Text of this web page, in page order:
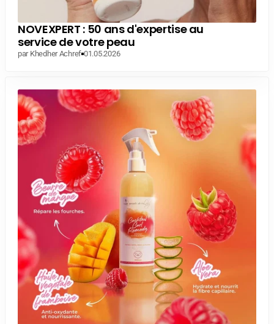
NOVEXPERT : 50 ans d'expertise au
service de votre peau
par Khedher Achref 01.05.2026